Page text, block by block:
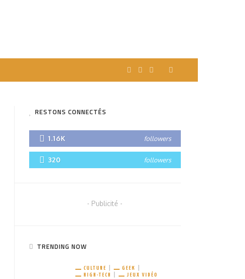
RESTONS CONNECTÉS
1.16K followers
320 followers
- Publicité -
TRENDING NOW
CULTURE
GEEK
HIGH-TECH
JEUX VIDÉO